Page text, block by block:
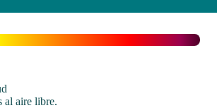
al aire libre.